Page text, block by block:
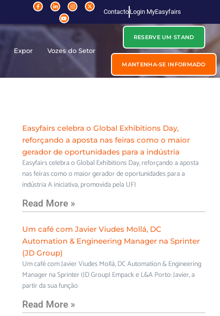
Contacto Login MyEasyfairs
Expor Vozes do Setor
RESERVE UM STAND
MANTENHA-SE INFORMADO
Easyfairs celebra o Global Exhibitions Day,
reforçando a aposta nas feiras como o maior
gerador de oportunidades para a indústria
Easyfairs celebra o Global Exhibitions Day, reforçando a aposta
nas feiras como o maior gerador de oportunidades para a
indústria A iniciativa, promovida pela UFI
Read More »
Um café com Javier Viudes Mollá, DC
Automation & Engineering Manager na Sprinter
(JD Group)
Um café com Javier Viudes Mollá, DC Automation & Engineering
Manager na Sprinter (JD Group) Empack e L&A Porto: Javier, a
partir da sua função
Read More »